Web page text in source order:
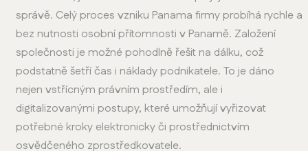
správě. Celý proces vzniku Panama firmy probíhá rychle a
bez nutnosti osobní přítomnosti v Panamě. Založení
společnosti je možné pohodlně řešit na dálku, což
podstatně šetří čas i náklady podnikatele. To je dáno
nejen vstřícným právním prostředím, ale i
digitalizovanými postupy, které umožňují vyřizovat
potřebné kroky elektronicky či prostřednictvím
osvědčeného zprostředkovatele.